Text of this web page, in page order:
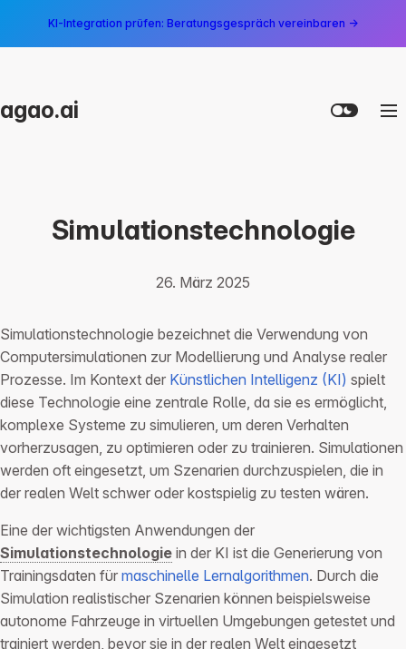
KI-Integration prüfen: Beratungsgespräch vereinbaren →
agao.ai
Simulationstechnologie
26. März 2025
Simulationstechnologie bezeichnet die Verwendung von
Computersimulationen zur Modellierung und Analyse realer
Prozesse. Im Kontext der Künstlichen Intelligenz (KI) spielt
diese Technologie eine zentrale Rolle, da sie es ermöglicht,
komplexe Systeme zu simulieren, um deren Verhalten
vorherzusagen, zu optimieren oder zu trainieren. Simulationen
werden oft eingesetzt, um Szenarien durchzuspielen, die in
der realen Welt schwer oder kostspielig zu testen wären.
Eine der wichtigsten Anwendungen der
Simulationstechnologie in der KI ist die Generierung von
Trainingsdaten für maschinelle Lernalgorithmen. Durch die
Simulation realistischer Szenarien können beispielsweise
autonome Fahrzeuge in virtuellen Umgebungen getestet und
trainiert werden, bevor sie in der realen Welt eingesetzt